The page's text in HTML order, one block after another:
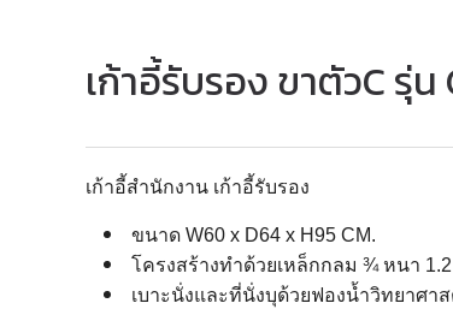
เก้าอี้รับรอง ขาตัวC รุ่น
เก้าอี้สำนักงาน เก้าอี้รับรอง
ขนาด W60 x D64 x H95 CM.
โครงสร้างทำด้วยเหล็กกลม ¾ หนา
เบาะนั่งและที่นั่งบุด้วยฟองน้ำวิทยาศา